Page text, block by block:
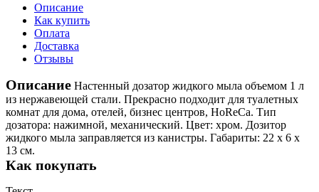
Описание
Как купить
Оплата
Доставка
Отзывы
Описание Настенный дозатор жидкого мыла объемом 1 л
из нержавеющей стали. Прекрасно подходит для туалетных
комнат для дома, отелей, бизнес центров, HoReCa. Тип
дозатора: нажимной, механический. Цвет: хром. Дозитор
жидкого мыла заправляется из канистры. Габариты: 22 х 6 х
13 см.
Как покупать